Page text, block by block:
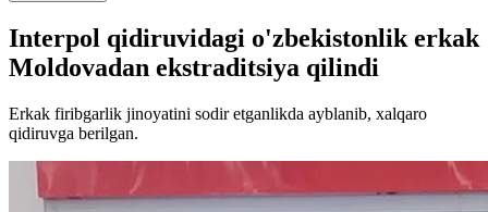
Interpol qidiruvidagi o'zbekistonlik erkak
Moldovadan ekstraditsiya qilindi
Erkak firibgarlik jinoyatini sodir etganlikda ayblanib, xalqaro
qidiruvga berilgan.